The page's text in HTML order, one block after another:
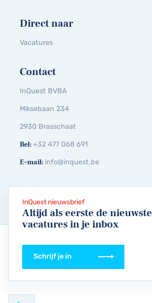
Direct naar
Vacatures
Contact
InQuest BVBA
Miksebaan 234
2930 Brasschaat
Bel:+32 477 068 691
E-mail: info@inquest.be
InQuest nieuwsbrief
Altijd als eerste de nieuwste
vacatures in je inbox
Schrijf je in